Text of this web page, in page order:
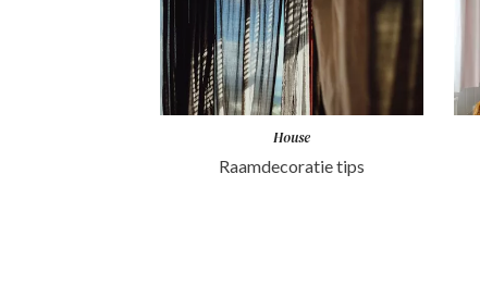
House
Raamdecoratie tips